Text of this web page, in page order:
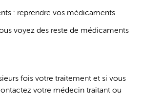
: reprendre vos médicaments
voyez des reste de médicaments
fois votre traitement et si vous
votre médecin traitant ou